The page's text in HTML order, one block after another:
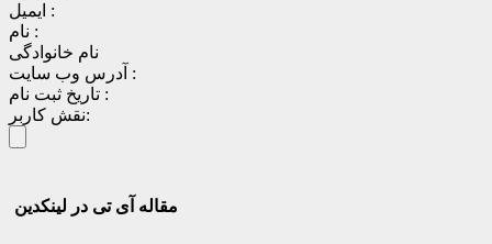
ایمیل :
نام :
نام خانوادگی
آدرس وب سایت :
تاریخ ثبت نام :
نقش کاربر:
مقاله آی تی در لینکدین